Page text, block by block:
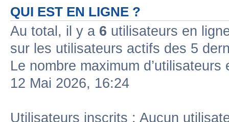
QUI EST EN LIGNE ?
Au total, il y a 6 utilisateurs en
sur les utilisateurs actifs des 5
Le nombre maximum
12 Mai 2026, 16:24
Utilisateurs inscrits : Aucun